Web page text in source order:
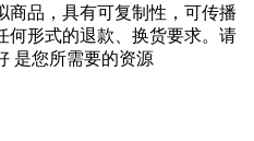
商品，具有可复制性，可传播
何形式的退款、换货要求。请
是您所需要的资源